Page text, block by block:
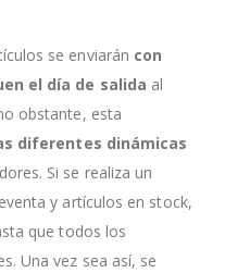
se enviarán con
el día de salida al
obstante, esta
diferentes dinámicas
Si se realiza un
y artículos en stock,
que todos los
Una vez sea así, se